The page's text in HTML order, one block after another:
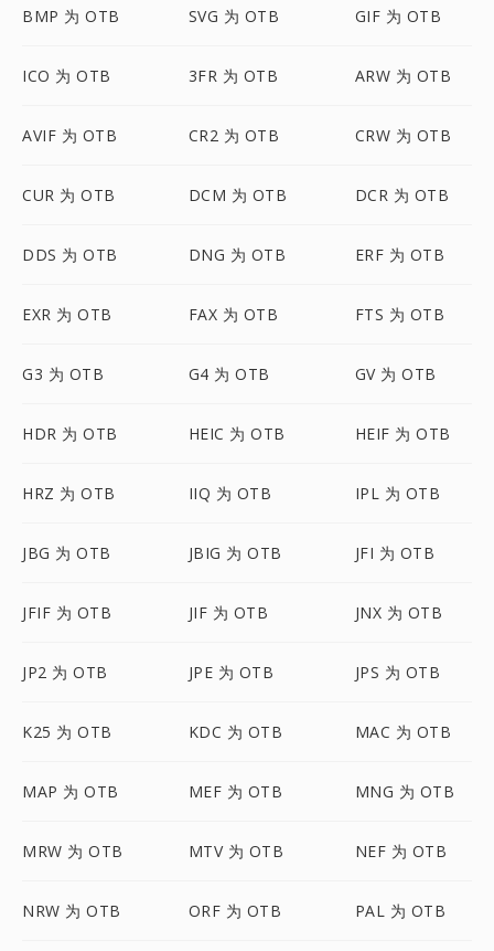
BMP 为 OTB SVG 为 OTB GIF 为 OTB
ICO 为 OTB 3FR 为 OTB ARW 为 OTB
AVIF 为 OTB CR2 为 OTB CRW 为 OTB
CUR 为 OTB DCM 为 OTB DCR 为 OTB
DDS 为 OTB DNG 为 OTB ERF 为 OTB
EXR 为 OTB FAX 为 OTB FTS 为 OTB
G3 为 OTB G4 为 OTB GV 为 OTB
HDR 为 OTB HEIC 为 OTB HEIF 为 OTB
HRZ 为 OTB IIQ 为 OTB IPL 为 OTB
JBG 为 OTB JBIG 为 OTB JFI 为 OTB
JFIF 为 OTB JIF 为 OTB JNX 为 OTB
JP2 为 OTB JPE 为 OTB JPS 为 OTB
K25 为 OTB KDC 为 OTB MAC 为 OTB
MAP 为 OTB MEF 为 OTB MNG 为 OTB
MRW 为 OTB MTV 为 OTB NEF 为 OTB
NRW 为 OTB ORF 为 OTB PAL 为 OTB